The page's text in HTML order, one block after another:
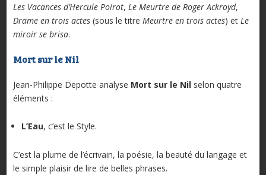
Les Vacances d’Hercule Poirot, Le Meurtre de Roger Ackroyd,
Drame en trois actes(sous le titre Meurtre en trois actes) et Le
miroir se brisa.
Mort sur le Nil
Jean-Philippe Depotte analyse Mort sur le Nilselon quatre
éléments :
L’Eau, c’est le Style.
C’est la plume de l’écrivain, la poésie, la beauté du langage et
le simple plaisir de lire de belles phrases.